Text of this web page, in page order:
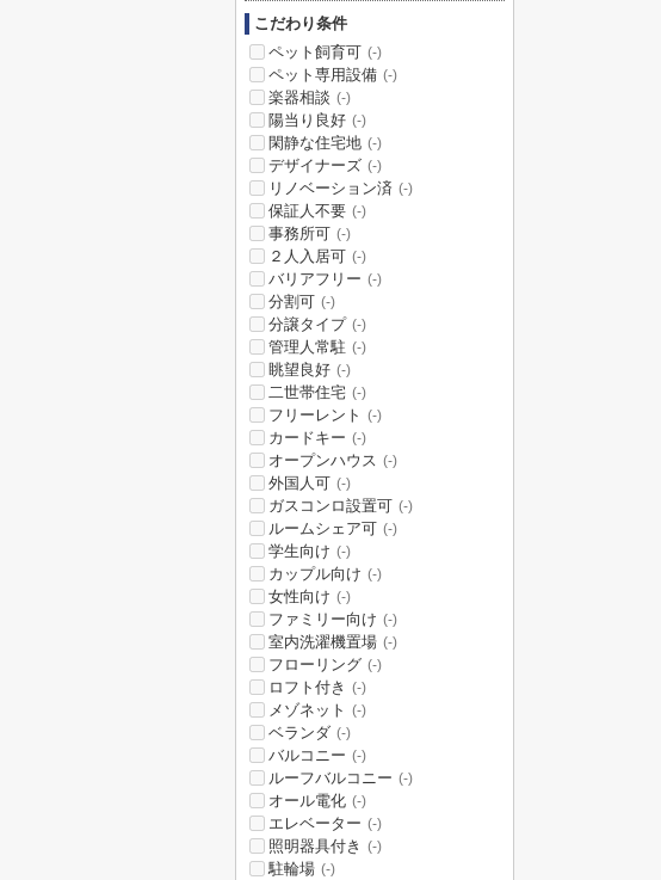
こだわり条件
ペット飼育可 (-)
ペット専用設備 (-)
楽器相談 (-)
陽当り良好 (-)
閑静な住宅地 (-)
デザイナーズ (-)
リノベーション済 (-)
保証人不要 (-)
事務所可 (-)
２人入居可 (-)
バリアフリー (-)
分割可 (-)
分譲タイプ (-)
管理人常駐 (-)
眺望良好 (-)
二世帯住宅 (-)
フリーレント (-)
カードキー (-)
オープンハウス (-)
外国人可 (-)
ガスコンロ設置可 (-)
ルームシェア可 (-)
学生向け (-)
カップル向け (-)
女性向け (-)
ファミリー向け (-)
室内洗濯機置場 (-)
フローリング (-)
ロフト付き (-)
メゾネット (-)
ベランダ (-)
バルコニー (-)
ルーフバルコニー (-)
オール電化 (-)
エレベーター (-)
照明器具付き (-)
駐輪場 (-)